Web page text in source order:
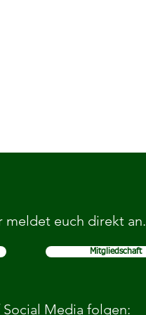
meldet euch direkt an.
Mitgliedschaft
Media folgen: